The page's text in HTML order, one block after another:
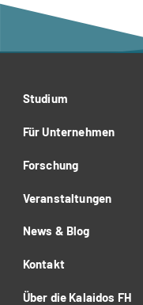
Studium
Für Unternehmen
Forschung
Veranstaltungen
News & Blog
Kontakt
Über die Kalaidos FH